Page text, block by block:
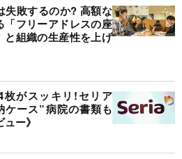
失敗するのか? 高額な
「フリーアドレスの座
と組織の生産性を上げ
枚がスッキリ!セリア
ケース”病院の書類も
ー》